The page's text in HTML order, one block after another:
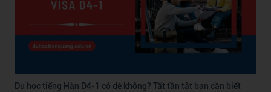
Du học tiếng Hàn D4-1 có dễ không? Tất tần tật bạn cần biết